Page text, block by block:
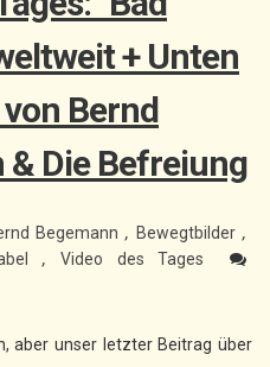
a
t
+ Unten
Bernd
& Die Befreiung
Begemann, Bewegtbilder,
, Video des Tages
aber unser letzter Beitrag über